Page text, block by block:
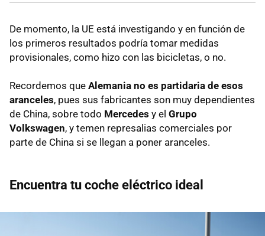
De momento, la UE está investigando y en función de
los primeros resultados podría tomar medidas
provisionales, como hizo con las bicicletas, o no.
Recordemos que Alemania no es partidaria de esos
aranceles, pues sus fabricantes son muy dependientes
de China, sobre todo Mercedes y el Grupo
Volkswagen, y temen represalias comerciales por
parte de China si se llegan a poner aranceles.
Encuentra tu coche eléctrico ideal